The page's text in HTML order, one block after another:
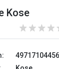
Kose